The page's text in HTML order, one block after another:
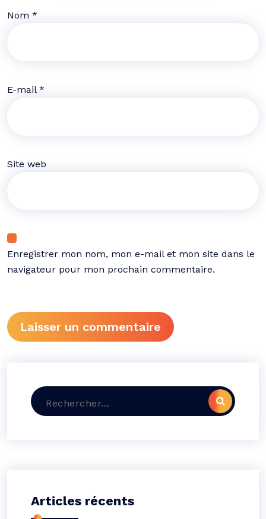
Nom *
E-mail *
Site web
Enregistrer mon nom, mon e-mail et mon site dans le
navigateur pour mon prochain commentaire.
Recherche
Articles récents